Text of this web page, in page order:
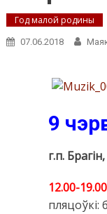
Год малой родины
07.06.2018
9
г.п.
12.00-
пляцоўкі: